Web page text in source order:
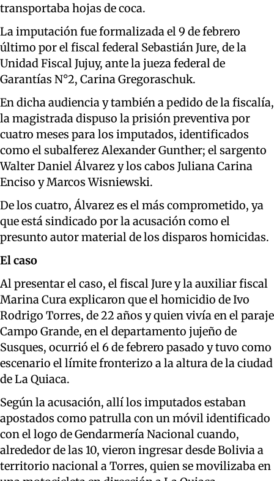
transportaba hojas de coca.
La imputación fue formalizada el 9 de febrero
último por el fiscal federal Sebastián Jure, de la
Unidad Fiscal Jujuy, ante la jueza federal de
Garantías N°2, Carina Gregoraschuk.
En dicha audiencia y también a pedido de la fiscalía,
la magistrada dispuso la prisión preventiva por
cuatro meses para los imputados, identificados
como el subalferez Alexander Gunther; el sargento
Walter Daniel Álvarez y los cabos Juliana Carina
Enciso y Marcos Wisniewski.
De los cuatro, Álvarez es el más comprometido, ya
que está sindicado por la acusación como el
presunto autor material de los disparos homicidas.
El caso
Al presentar el caso, el fiscal Jure y la auxiliar fiscal
Marina Cura explicaron que el homicidio de Ivo
Rodrigo Torres, de 22 años y quien vivía en el paraje
Campo Grande, en el departamento jujeño de
Susques, ocurrió el 6 de febrero pasado y tuvo como
escenario el límite fronterizo a la altura de la ciudad
de La Quiaca.
Según la acusación, allí los imputados estaban
apostados como patrulla con un móvil identificado
con el logo de Gendarmería Nacional cuando,
alrededor de las 10, vieron ingresar desde Bolivia a
territorio nacional a Torres, quien se movilizaba en